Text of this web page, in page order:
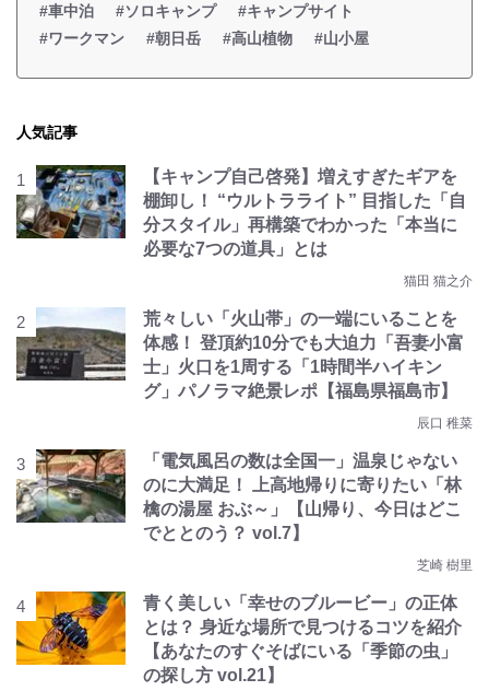
#車中泊
#ソロキャンプ
#キャンプサイト
#ワークマン
#朝日岳 #高山植物 #山小屋
人気記事
【キャンプ自己啓発】増えすぎたギアを
棚卸し！ “ウルトラライト” 目指した「自
分スタイル」再構築でわかった「本当に
必要な7つの道具」とは
猫田 猫之介
荒々しい「火山帯」の一端にいることを
体感！ 登頂約10分でも大迫力「吾妻小富
士」火口を1周する「1時間半ハイキン
グ」パノラマ絶景レポ【福島県福島市】
辰口 稚菜
「電気風呂の数は全国一」温泉じゃない
のに大満足！ 上高地帰りに寄りたい「林
檎の湯屋 おぶ～」【山帰り、今日はどこ
でととのう？ vol.7】
芝崎 樹里
青く美しい「幸せのブルービー」の正体
とは？ 身近な場所で見つけるコツを紹介
【あなたのすぐそばにいる「季節の虫」
の探し方 vol.21】